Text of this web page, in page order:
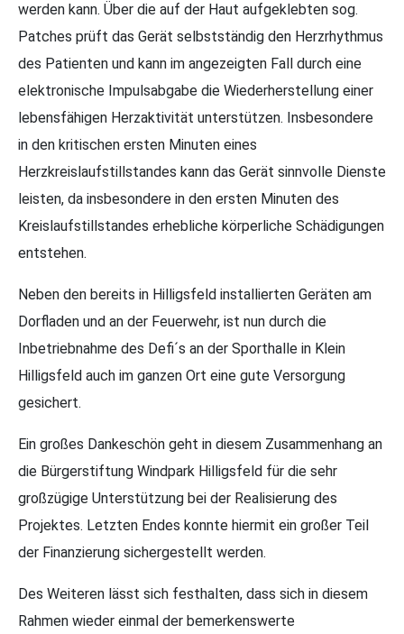
werden kann. Über die auf der Haut aufgeklebten sog.
Patches prüft das Gerät selbstständig den Herzrhythmus
des Patienten und kann im angezeigten Fall durch eine
elektronische Impulsabgabe die Wiederherstellung einer
lebensfähigen Herzaktivität unterstützen. Insbesondere
in den kritischen ersten Minuten eines
Herzkreislaufstillstandes kann das Gerät sinnvolle Dienste
leisten, da insbesondere in den ersten Minuten des
Kreislaufstillstandes erhebliche körperliche Schädigungen
entstehen.
Neben den bereits in Hilligsfeld installierten Geräten am
Dorfladen und an der Feuerwehr, ist nun durch die
Inbetriebnahme des Defi´s an der Sporthalle in Klein
Hilligsfeld auch im ganzen Ort eine gute Versorgung
gesichert.
Ein großes Dankeschön geht in diesem Zusammenhang an
die Bürgerstiftung Windpark Hilligsfeld für die sehr
großzügige Unterstützung bei der Realisierung des
Projektes. Letzten Endes konnte hiermit ein großer Teil
der Finanzierung sichergestellt werden.
Des Weiteren lässt sich festhalten, dass sich in diesem
Rahmen wieder einmal der bemerkenswerte